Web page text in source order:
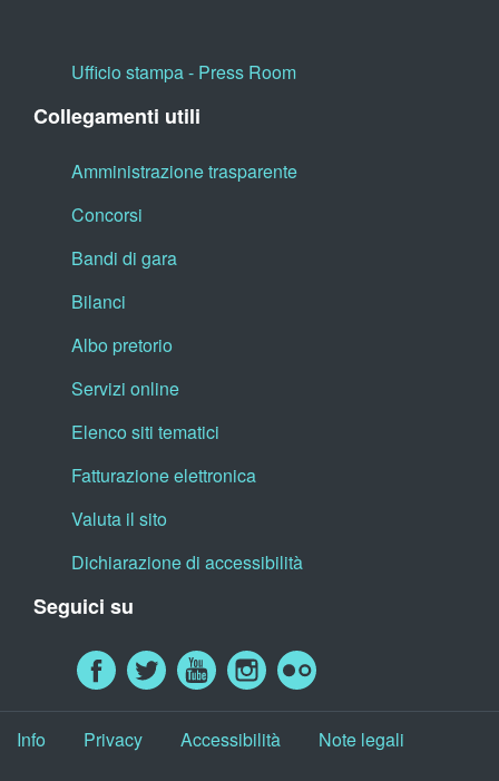
Ufficio stampa - Press Room
Collegamenti utili
Amministrazione trasparente
Concorsi
Bandi di gara
Bilanci
Albo pretorio
Servizi online
Elenco siti tematici
Fatturazione elettronica
Valuta il sito
Dichiarazione di accessibilità
Seguici su
Info Privacy Accessibilità Note legali